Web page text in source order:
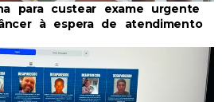
para custear exame urgente
à espera de atendimento